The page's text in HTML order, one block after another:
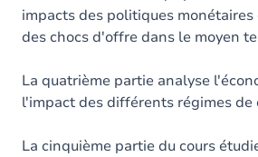
impacts des politiques
des chocs d'offre dans le moyen
La quatrième partie analyse
l'impact des différents régimes de
La cinquième partie du cours